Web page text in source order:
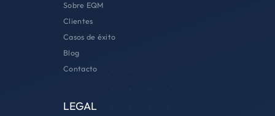
Sobre EQM
Clientes
Casos de éxito
Blog
Contacto
LEGAL